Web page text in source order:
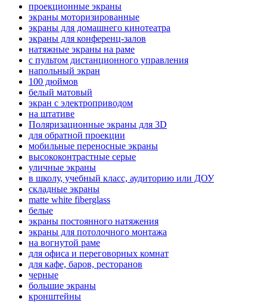
проекционные экраны
экраны моторизированные
экраны для домашнего кинотеатра
экраны для конференц-залов
натяжные экраны на раме
с пультом дистанционного управления
напольный экран
100 дюймов
белый матовый
экран с электроприводом
на штативе
Поляризационные экраны для 3D
для обратной проекции
мобильные переносные экраны
высококонтрастные серые
уличные экраны
в школу, учебный класс, аудиторию или ДОУ
складные экраны
matte white fiberglass
белые
экраны постоянного натяжения
экраны для потолочного монтажа
на вогнутой раме
для офиса и переговорных комнат
для кафе, баров, ресторанов
черные
большие экраны
кронштейны